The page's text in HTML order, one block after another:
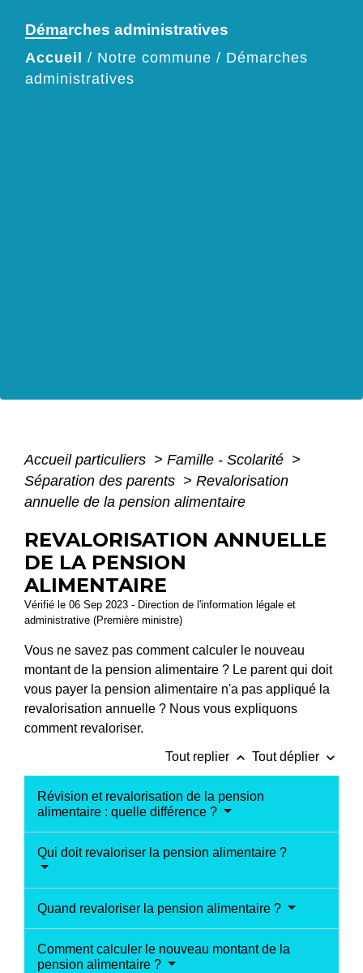
Démarches administratives
Accueil / Notre commune / Démarches
administratives
Accueil particuliers > Famille - Scolarité >
Séparation des parents > Revalorisation
annuelle de la pension alimentaire
REVALORISATION ANNUELLE
DE LA PENSION
ALIMENTAIRE
Vérifié le 06 Sep 2023 - Direction de l'information légale et
administrative (Première ministre)
Vous ne savez pas comment calculer le nouveau
montant de la pension alimentaire ? Le parent qui doit
vous payer la pension alimentaire n'a pas appliqué la
revalorisation annuelle ? Nous vous expliquons
comment revaloriser.
Tout replier keyboard_arrow_up Tout déplier keyboard_arrow_down
Révision et revalorisation de la pension
alimentaire : quelle différence ?
Qui doit revaloriser la pension alimentaire ?
Quand revaloriser la pension alimentaire ?
Comment calculer le nouveau montant de la
pension alimentaire ?